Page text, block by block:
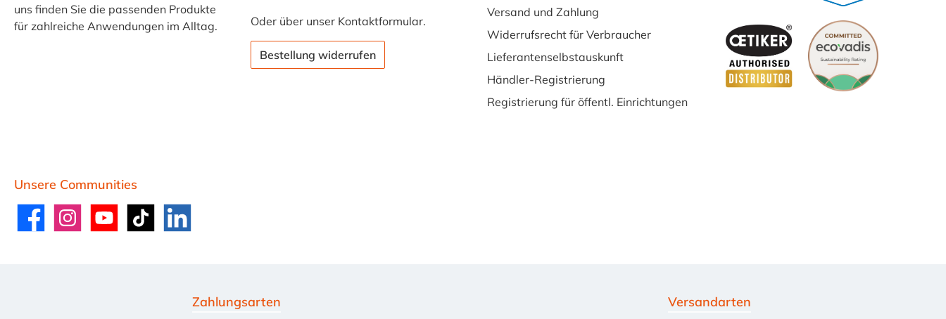
uns finden Sie die passenden Produkte
für zahlreiche Anwendungen im Alltag.
Oder über unser Kontaktformular.
Bestellung widerrufen
Versand und Zahlung
Widerrufsrecht für Verbraucher
Lieferantenselbstauskunft
Händler-Registrierung
Registrierung für öffentl. Einrichtungen
Unsere Communities
FacebookInstagramYouTube TikTok LinkedIn
Zahlungsarten Versandarten